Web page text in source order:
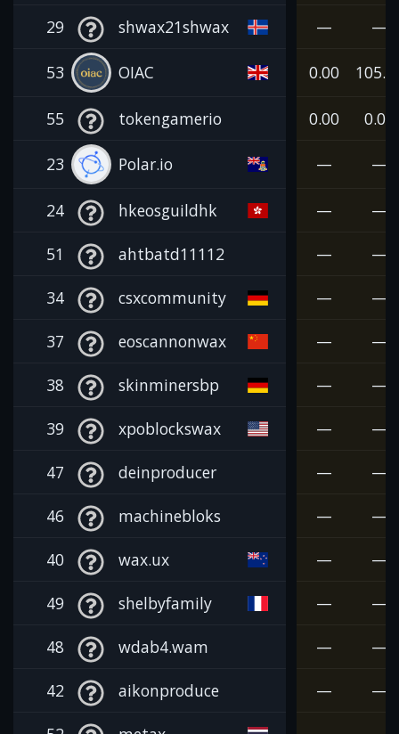
29 shwax21shwax — —
53 OIAC 0.00
55 tokengamerio 0.00 0.00
23 Polar.io — —
24 hkeosguildhk — —
51 ahtbatd11112 — —
34 csxcommunity — —
37 eoscannonwax — —
38 skinminersbp — —
39 xpoblockswax — —
47 deinproducer — —
46 machinebloks — —
40 wax.ux — —
49 shelbyfamily — —
48 wdab4.wam — —
42 aikonproduce — —